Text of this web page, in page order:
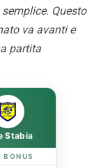
Questo
va avanti e
partita
Stabia
BONUS